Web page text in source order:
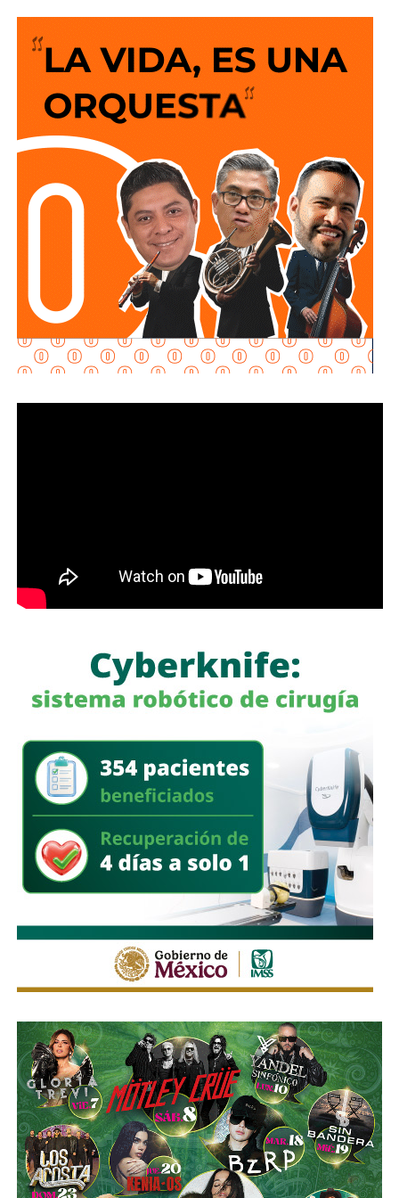
concesión a la empresa operadora, la cual tiene a
personajes muy poderosos detrás.
El consorcio Aquos El Realito, operador del acueducto que
ha fallado al menos 73 veces desde 2021 y dejado 277
días sin agua a las colonias que dependen de él,
pertenece a dos de los grupos empresariales más
grandes de México: uno controlado por el magnateCarlos
Slim, y otro por el financiero regiomontano
David
Martínez Guzmán, en sociedad con la cúpula deGrupo
Aquos El Realito es una sociedad integrada porAqualia
Gestión Integral de Agua
(44%) yAqualia
Infraestructura(5%), filiales del grupo españolFCC;
Conoinsa
(50.999%), filial deEmpresas ICA ; yServicios
de Agua Trident(0.001%), filial de la japonesaMitsui.
Históricamente propiedad de la familia Koplowitz,FCC se
consolidó como una de las constructoras más
importantes de España
, pero fue acumulando una deuda
que la dejó al borde de la quiebra a mediados de la década
pasada, hasta queel ingeniero Slim inyectó el capital
necesario para salvar a la compañía y convertirse en
su principal accionista. Desde su llegada, se han hecho
con proyectos de la talla de la remodelación delEstadio
del Metro de Nueva York.
El vínculo de Slim con El Realito no se limita a su
participación como socio operador. La propia constructora
de Carlos Slim,Carso Infraestructura y Construcción
(CICSA), fue la que diseñó y construyó físicamente la
presa, bajo un contrato adjudicado en 2008. Así lo
documenta el propio sitio de CICSA, que enlista la obra en